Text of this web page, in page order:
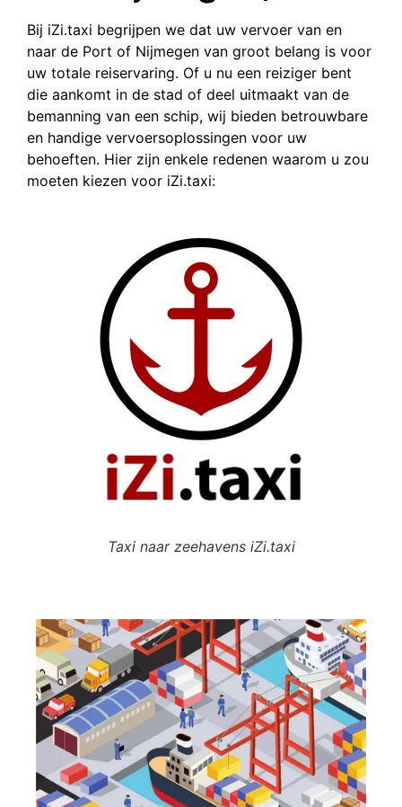
Bij iZi.taxi begrijpen we dat uw vervoer van en
naar de Port of Nijmegen van groot belang is voor
uw totale reiservaring. Of u nu een reiziger bent
die aankomt in de stad of deel uitmaakt van de
bemanning van een schip, wij bieden betrouwbare
en handige vervoersoplossingen voor uw
behoeften. Hier zijn enkele redenen waarom u zou
moeten kiezen voor iZi.taxi:
Taxi naar zeehavens iZi.taxi